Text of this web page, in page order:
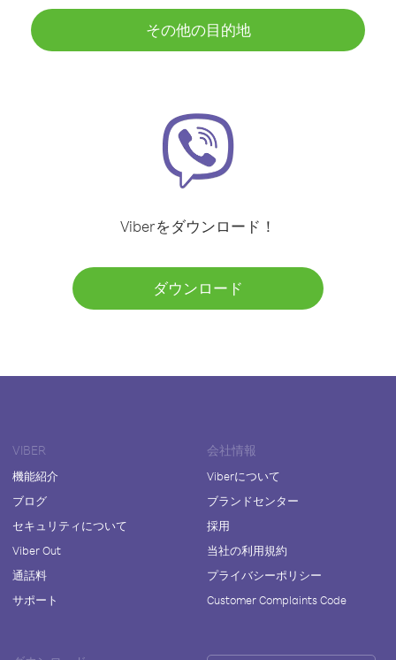
その他の目的地
Viberをダウンロード！
ダウンロード
VIBER
機能紹介
ブログ
セキュリティについて
Viber Out
通話料
サポート
会社情報
Viberについて
ブランドセンター
採用
当社の利用規約
プライバシーポリシー
Customer Complaints Code